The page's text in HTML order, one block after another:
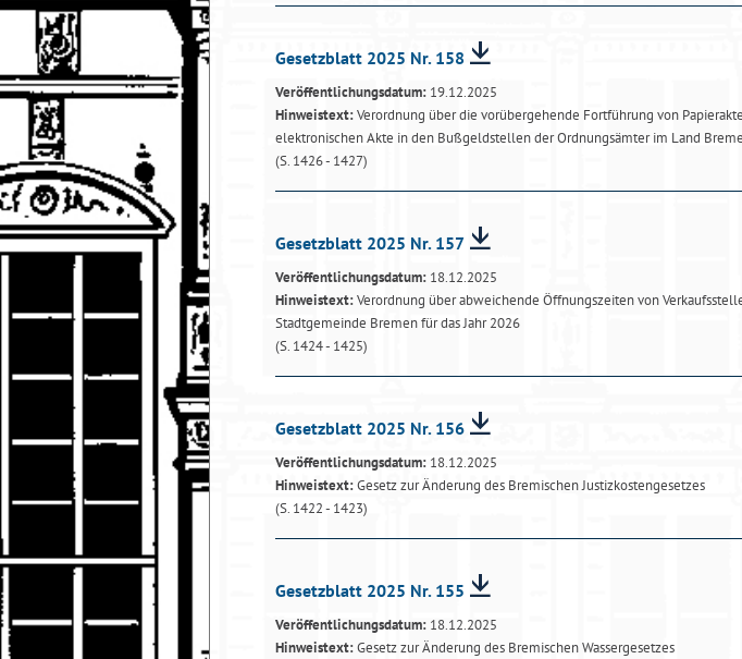
Gesetzblatt 2025 Nr. 158
Veröffentlichungsdatum: 19.12.2025
Hinweistext:Verordnung über die vorübergehende Fortführung von
elektronischen Akte in den Bußgeldstellen der Ordnungsämter im Land
(S. 1426 - 1427)
Gesetzblatt 2025 Nr. 157
Veröffentlichungsdatum: 18.12.2025
Hinweistext:Verordnung über abweichende Öffnungszeiten von
Stadtgemeinde Bremen für das Jahr 2026
(S. 1424 - 1425)
Gesetzblatt 2025 Nr. 156
Veröffentlichungsdatum: 18.12.2025
Hinweistext:Gesetz zur Änderung des Bremischen Justizkostengesetzes
(S. 1422 - 1423)
Gesetzblatt 2025 Nr. 155
Veröffentlichungsdatum: 18.12.2025
Hinweistext:Gesetz zur Änderung des Bremischen Wassergesetzes